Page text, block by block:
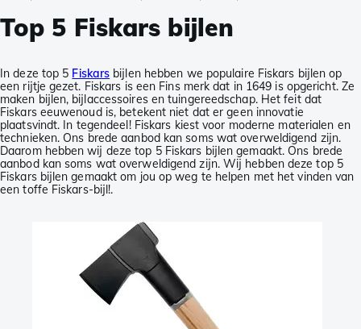
Top 5 Fiskars bijlen
In deze top 5 Fiskars bijlen hebben we populaire Fiskars bijlen op
een rijtje gezet. Fiskars is een Fins merk dat in 1649 is opgericht. Ze
maken bijlen, bijlaccessoires en tuingereedschap. Het feit dat
Fiskars eeuwenoud is, betekent niet dat er geen innovatie
plaatsvindt. In tegendeel! Fiskars kiest voor moderne materialen en
technieken. Ons brede aanbod kan soms wat overweldigend zijn.
Daarom hebben wij deze top 5 Fiskars bijlen gemaakt. Ons brede
aanbod kan soms wat overweldigend zijn. Wij hebben deze top 5
Fiskars bijlen gemaakt om jou op weg te helpen met het vinden van
een toffe Fiskars-bijl!.